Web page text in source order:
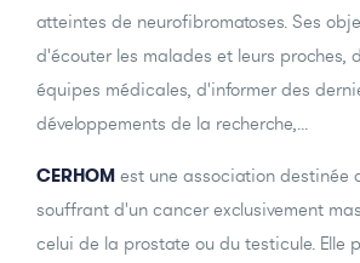
atteintes de neurofibromatoses. Ses
d'écouter les malades et leurs proches,
équipes médicales, d'informer des
développements de la recherche,...
CERHOM est une association destinée
souffrant d'un cancer exclusivement
celui de la prostate ou du testicule. Elle